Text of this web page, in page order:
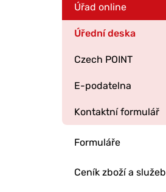
Úřad online
Úřední deska
Czech POINT
E-podatelna
Kontaktní formulář
Formuláře
Ceník zboží a služeb